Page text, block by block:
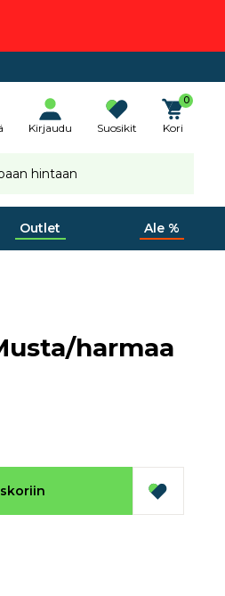
Kirjaudu Suosikit
0
Kori
hintaan
Outlet Ale %
harmaa